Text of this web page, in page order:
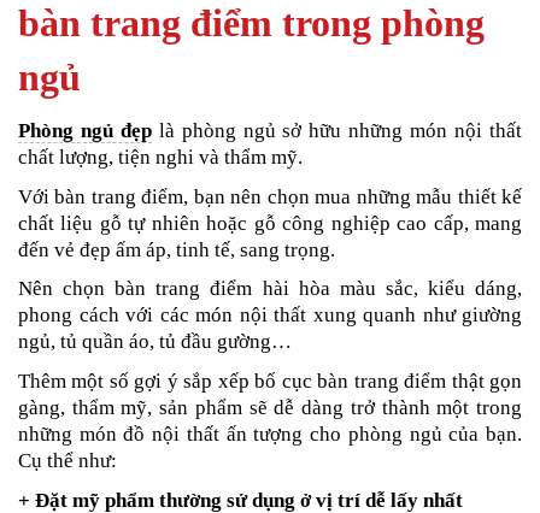
bàn trang điểm trong phòng
ngủ
Phòng ngủ đẹplà phòng ngủ sở hữu những món nội thất
chất lượng, tiện nghi và thẩm mỹ.
Với bàn trang điểm, bạn nên chọn mua những mẫu thiết kế
chất liệu gỗ tự nhiên hoặc gỗ công nghiệp cao cấp, mang
đến vẻ đẹp ấm áp, tinh tế, sang trọng.
Nên chọn bàn trang điểm hài hòa màu sắc, kiểu dáng,
phong cách với các món nội thất xung quanh như giường
ngủ, tủ quần áo, tủ đầu gường…
Thêm một số gợi ý sắp xếp bố cục bàn trang điểm thật gọn
gàng, thẩm mỹ, sản phẩm sẽ dễ dàng trở thành một trong
những món đồ nội thất ấn tượng cho phòng ngủ của bạn.
Cụ thể như:
+ Đặt mỹ phẩm thường sử dụng ở vị trí dễ lấy nhất